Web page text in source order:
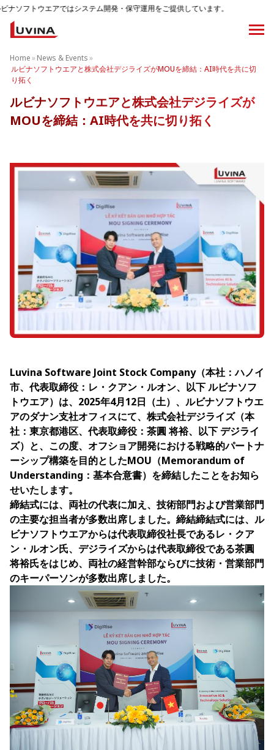
アではシステム開発・保守運用をご提供しています。
Home»News & Events»
ルビナソフトウエアと株式会社デジライズがMOUを締結：AI時代を共に切
り拓く
ルビナソフトウエアと株式会社デジライズが
MOUを締結：AI時代を共に切り拓く
Luvina Software Joint Stock Company（本社：ハノイ
市、代表取締役：レ・クアン・ルオン、以下 ルビナソフ
トウエア）は、2025年4月12日（土）、ルビナソフトウエ
アのダナン支社オフィスにて、株式会社デジライズ（本
社：東京都港区、代表取締役：茶圓 将裕、以下 デジライ
ズ）と、この度、オフショア開発における戦略的パートナ
ーシップ構築を目的としたMOU（Memorandum of
Understanding：基本合意書）を締結したことをお知ら
せいたします。
締結式には、両社の代表に加え、技術部門および営業部門
の主要な担当者が多数出席しました。締結締結式には、ル
ビナソフトウエアからは代表取締役社長であるレ・クア
ン・ルオン氏、デジライズからは代表取締役である茶圓
将裕氏をはじめ、両社の経営幹部ならびに技術・営業部門
のキーパーソンが多数出席しました。